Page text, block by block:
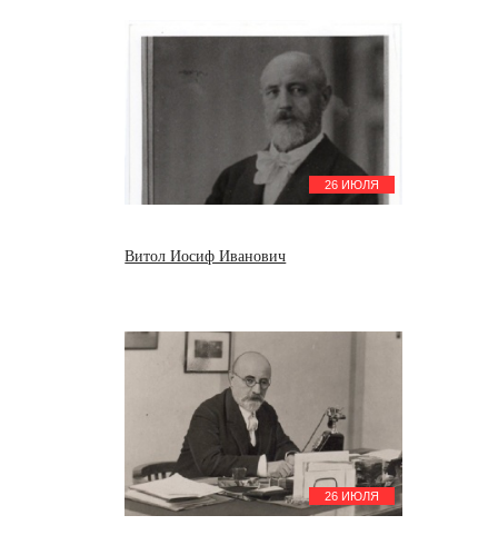
26 ИЮЛЯ
Витол Иосиф Иванович
26 ИЮЛЯ